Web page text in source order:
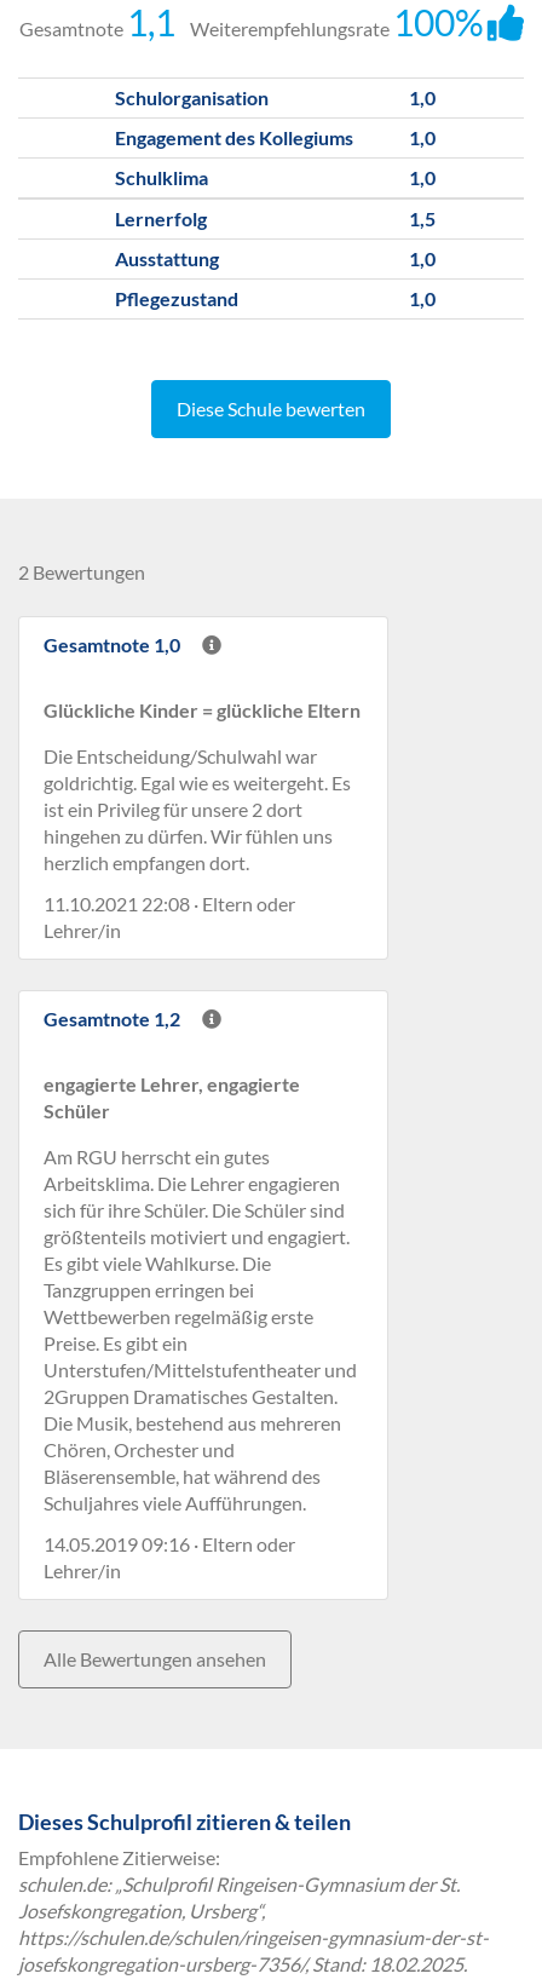
Gesamtnote 1,1 Weiterempfehlungsrate 100%
Schulorganisation
1,0
Engagement des Kollegiums
1,0
Schulklima
1,0
Lernerfolg
1,5
Ausstattung
1,0
Pflegezustand
1,0
Diese Schule bewerten
2 Bewertungen
Gesamtnote 1,0
Glückliche Kinder = glückliche Eltern
Die Entscheidung/Schulwahl war
goldrichtig. Egal wie es weitergeht. Es
ist ein Privileg für unsere 2 dort
hingehen zu dürfen. Wir fühlen uns
herzlich empfangen dort.
11.10.2021 22:08 · Eltern oder
Lehrer/in
Gesamtnote 1,2
engagierte Lehrer, engagierte
Schüler
Am RGU herrscht ein gutes
Arbeitsklima. Die Lehrer engagieren
sich für ihre Schüler. Die Schüler sind
größtenteils motiviert und engagiert.
Es gibt viele Wahlkurse. Die
Tanzgruppen erringen bei
Wettbewerben regelmäßig erste
Preise. Es gibt ein
Unterstufen/Mittelstufentheater und
2Gruppen Dramatisches Gestalten.
Die Musik, bestehend aus mehreren
Chören, Orchester und
Bläserensemble, hat während des
Schuljahres viele Aufführungen.
14.05.2019 09:16 · Eltern oder
Lehrer/in
Alle Bewertungen ansehen
Dieses Schulprofil zitieren & teilen
Empfohlene Zitierweise:
schulen.de: „Schulprofil Ringeisen-Gymnasium der St.
Josefskongregation, Ursberg“,
https://schulen.de/schulen/ringeisen-gymnasium-der-st-
josefskongregation-ursberg-7356/, Stand: 18.02.2025.